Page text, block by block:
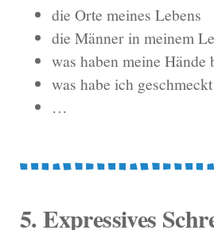
die Orte meines Lebens
die Männer in meinem
was haben meine
was habe ich
…
5. Expressives